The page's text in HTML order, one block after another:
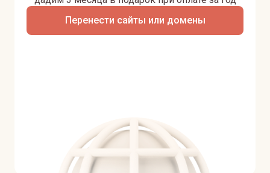
Перенести сайты или домены